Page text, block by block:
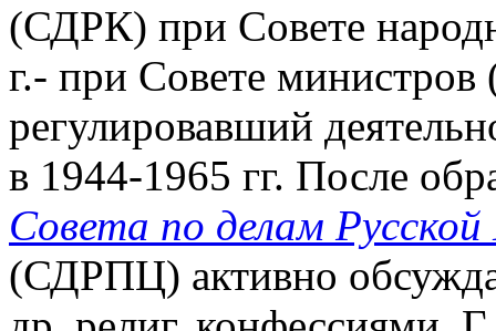
(СДРК) при Совете
г.- при Совете
регулировавший
в 1944-1965 гг. После
Совета по делам
(СДРПЦ) активно